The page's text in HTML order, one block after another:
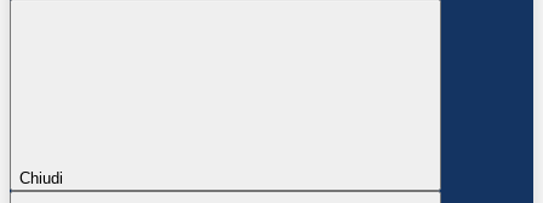
Chiudi